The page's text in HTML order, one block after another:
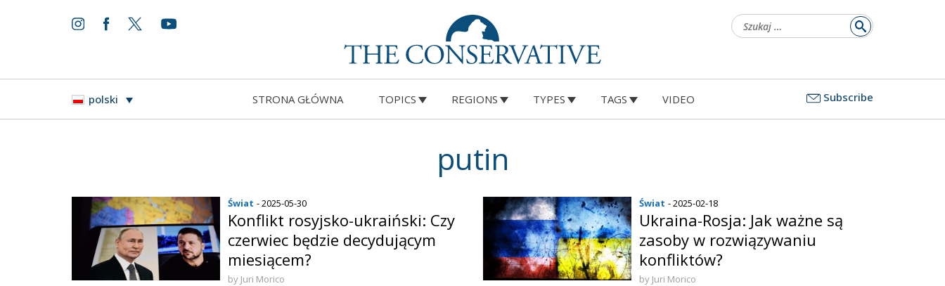
polski STRONA GŁÓWNA TOPICS REGIONS TYPES TAGS VIDEO Subscribe
putin
Świat - 2025-05-30
Konflikt rosyjsko-ukraiński: Czy
czerwiec będzie decydującym
miesiącem?
by Juri Morico
Świat - 2025-02-18
Ukraina-Rosja: Jak ważne są
zasoby w rozwiązywaniu
konfliktów?
by Juri Morico